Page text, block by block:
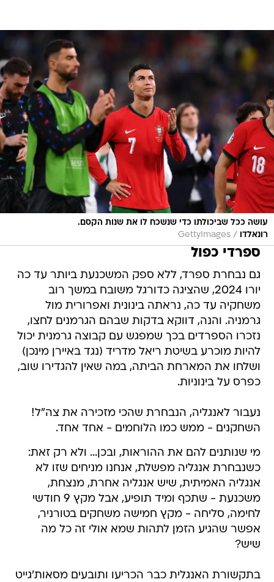
עושה ככל שביכולתו כדי שנשכח לו את שנות הקסם.
רונאלדו
/
GettyImages
ספרדי כפול
גם נבחרת ספרד, ללא ספק המשכנעת ביותר עד כה
יורו 2024, שהציגה כדורגל משובח במשך רוב
משחקיה עד כה, נראתה בינונית ואפרורית מול
גרמניה. והנה, דווקא בדקות שבהם הגרמנים לחצו,
נזכרו הספרדים בכך שמפגש עם קבוצה גרמנית יכול
להיות מוכרע בשיטת ריאל מדריד (נגד באיירן מינכן)
ושלחו את המארחת הביתה, במה שאין להגדירו שוב,
כפרס על בינוניות.
נעבור לאנגליה, הנבחרת שהכי מזכירה את צה"ל!
השחקנים - ממש כמו הלוחמים - אחד אחד.
מי שנותנים להם את ההוראות, ובכן... ולא רק זאת:
כשנבחרת אנגליה מפשלת, אנחנו מניחים שזו לא
אנגליה האמיתית, שיש אנגליה אחרת, מנצחת,
משכנעת - שתכף ומיד תופיע, אבל מקץ 9 חודשי
לחימה, סליחה - מקץ חמישה משחקים בטורניר,
אפשר שהגיע הזמן לתהות שמא אולי זה כל מה
שיש?
בתקשורת האנגלית כבר הכריעו ותובעים מסאות'גייט